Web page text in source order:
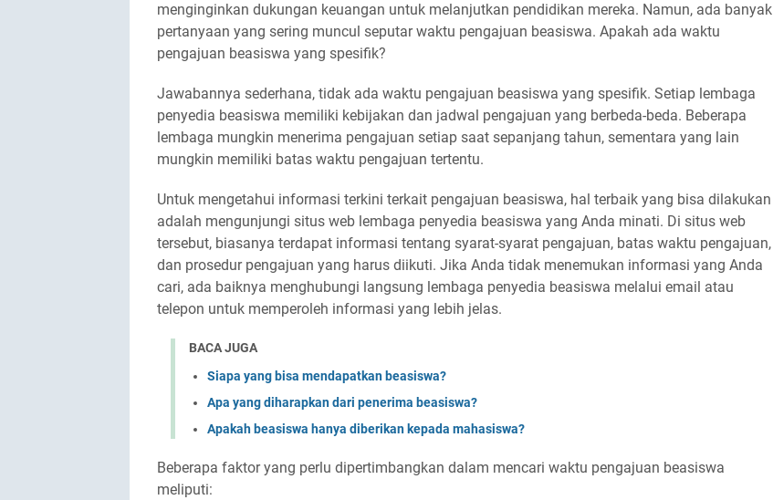
menginginkan dukungan keuangan untuk melanjutkan pendidikan mereka. Namun, ada banyak
pertanyaan yang sering muncul seputar waktu pengajuan beasiswa. Apakah ada waktu
pengajuan beasiswa yang spesifik?
Jawabannya sederhana, tidak ada waktu pengajuan beasiswa yang spesifik. Setiap lembaga
penyedia beasiswa memiliki kebijakan dan jadwal pengajuan yang berbeda-beda. Beberapa
lembaga mungkin menerima pengajuan setiap saat sepanjang tahun, sementara yang lain
mungkin memiliki batas waktu pengajuan tertentu.
Untuk mengetahui informasi terkini terkait pengajuan beasiswa, hal terbaik yang bisa dilakukan
adalah mengunjungi situs web lembaga penyedia beasiswa yang Anda minati. Di situs web
tersebut, biasanya terdapat informasi tentang syarat-syarat pengajuan, batas waktu pengajuan,
dan prosedur pengajuan yang harus diikuti. Jika Anda tidak menemukan informasi yang Anda
cari, ada baiknya menghubungi langsung lembaga penyedia beasiswa melalui email atau
telepon untuk memperoleh informasi yang lebih jelas.
BACA JUGA
Siapa yang bisa mendapatkan beasiswa?
Apa yang diharapkan dari penerima beasiswa?
Apakah beasiswa hanya diberikan kepada mahasiswa?
Beberapa faktor yang perlu dipertimbangkan dalam mencari waktu pengajuan beasiswa
meliputi: